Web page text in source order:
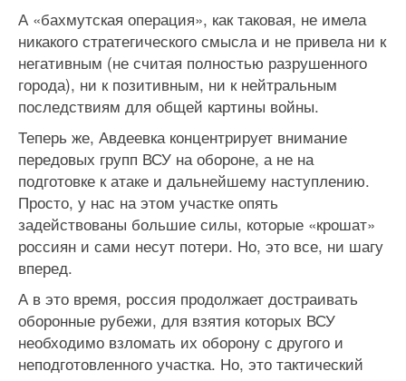
А «бахмутская операция», как таковая, не имела
никакого стратегического смысла и не привела ни к
негативным (не считая полностью разрушенного
города), ни к позитивным, ни к нейтральным
последствиям для общей картины войны.
Теперь же, Авдеевка концентрирует внимание
передовых групп ВСУ на обороне, а не на
подготовке к атаке и дальнейшему наступлению.
Просто, у нас на этом участке опять
задействованы большие силы, которые «крошат»
россиян и сами несут потери. Но, это все, ни шагу
вперед.
А в это время, россия продолжает достраивать
оборонные рубежи, для взятия которых ВСУ
необходимо взломать их оборону с другого и
неподготовленного участка. Но, это тактический